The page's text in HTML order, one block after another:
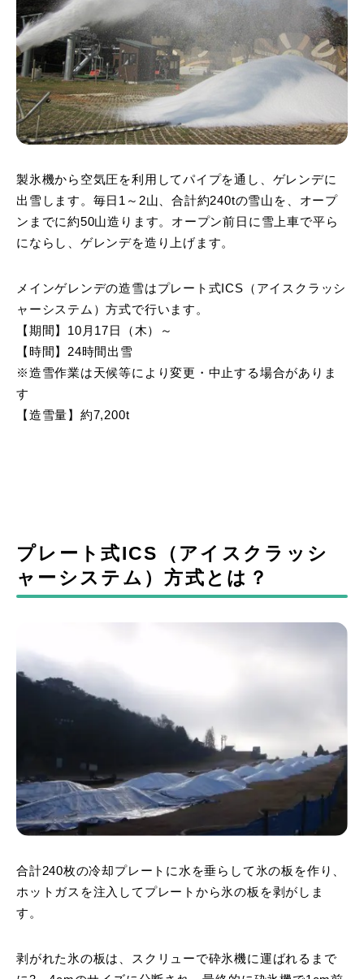
製氷機から空気圧を利用してパイプを通し、ゲレンデに
出雪します。毎日1～2山、合計約240tの雪山を、オープ
ンまでに約50山造ります。オープン前日に雪上車で平ら
にならし、ゲレンデを造り上げます。
メインゲレンデの造雪はプレート式ICS（アイスクラッシ
ャーシステム）方式で行います。
【期間】10月17日（木）～
【時間】24時間出雪
※造雪作業は天候等により変更・中止する場合がありま
す
【造雪量】約7,200t
プレート式ICS（アイスクラッシ
ャーシステム）方式とは？
合計240枚の冷却プレートに水を垂らして氷の板を作り、
ホットガスを注入してプレートから氷の板を剥がしま
す。
剥がれた氷の板は、スクリューで砕氷機に運ばれるまで